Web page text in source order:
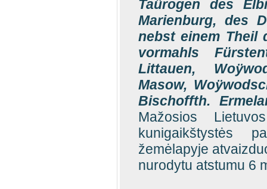
Taürogen des
Marienburg, des
nebst einem Theil
vormahls
Littauen,
Masow,
Bischoffth.
Mažosios
kunigaikštystės
žemėlapyje
nurodytu atstumu 6